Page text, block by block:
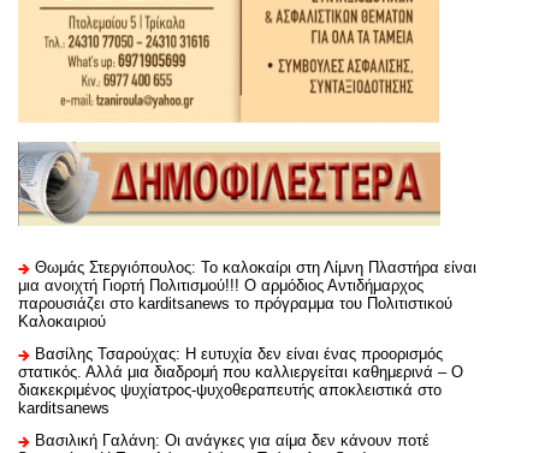
Θωμάς Στεργιόπουλος: Το καλοκαίρι στη Λίμνη Πλαστήρα είναι
μια ανοιχτή Γιορτή Πολιτισμού!!! Ο αρμόδιος Αντιδήμαρχος
παρουσιάζει στο karditsanews το πρόγραμμα του Πολιτιστικού
Καλοκαιριού
Βασίλης Τσαρούχας: Η ευτυχία δεν είναι ένας προορισμός
στατικός. Αλλά μια διαδρομή που καλλιεργείται καθημερινά – Ο
διακεκριμένος ψυχίατρος-ψυχοθεραπευτής αποκλειστικά στο
karditsanews
Βασιλική Γαλάνη: Οι ανάγκες για αίμα δεν κάνουν ποτέ